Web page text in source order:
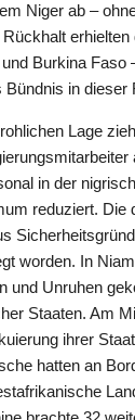
Niger ab –
Burkina Faso
in dieser
Lage
in der
reduziert. Die
worden. In
und Unruhen
Staaten. Am
ihrer
hatten an